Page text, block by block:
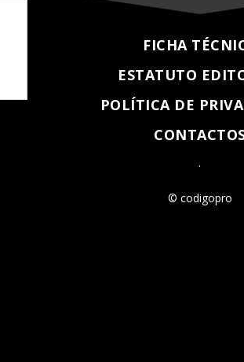
FICHA
ESTATUTO
POLÍTICA DE
.
© codigopro